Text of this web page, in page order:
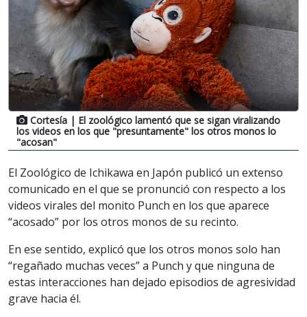
Cortesía | El zoológico lamentó que se sigan viralizando
los videos en los que "presuntamente" los otros monos lo
"acosan"
El Zoológico de Ichikawa en Japón publicó un extenso
comunicado en el que se pronunció con respecto a los
videos virales del monito Punch en los que aparece
“acosado” por los otros monos de su recinto.
En ese sentido, explicó que los otros monos solo han
“regañado muchas veces” a Punch y que ninguna de
estas interacciones han dejado episodios de agresividad
grave hacia él.